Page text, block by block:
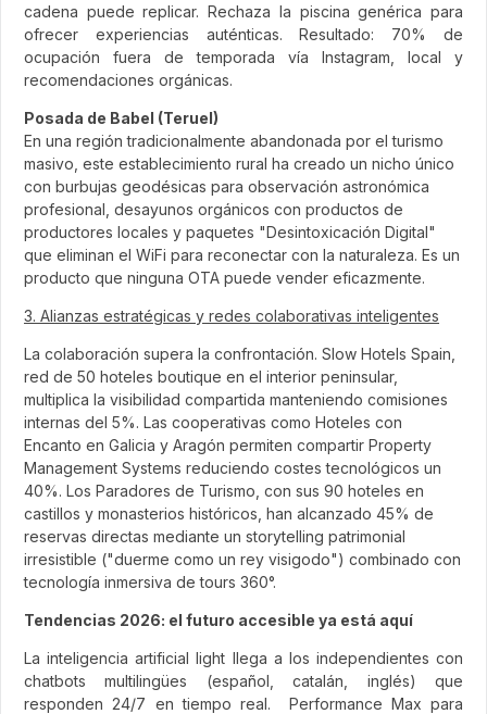
cadena puede replicar. Rechaza la piscina genérica para
ofrecer experiencias auténticas. Resultado: 70% de
ocupación fuera de temporada vía Instagram, local y
recomendaciones orgánicas.
Posada de Babel (Teruel)
En una región tradicionalmente abandonada por el turismo
masivo, este establecimiento rural ha creado un nicho único
con burbujas geodésicas para observación astronómica
profesional, desayunos orgánicos con productos de
productores locales y paquetes "Desintoxicación Digital"
que eliminan el WiFi para reconectar con la naturaleza. Es un
producto que ninguna OTA puede vender eficazmente.
3. Alianzas estratégicas y redes colaborativas inteligentes
La colaboración supera la confrontación. Slow Hotels Spain,
red de 50 hoteles boutique en el interior peninsular,
multiplica la visibilidad compartida manteniendo comisiones
internas del 5%. Las cooperativas como Hoteles con
Encanto en Galicia y Aragón permiten compartir Property
Management Systems reduciendo costes tecnológicos un
40%. Los Paradores de Turismo, con sus 90 hoteles en
castillos y monasterios históricos, han alcanzado 45% de
reservas directas mediante un storytelling patrimonial
irresistible ("duerme como un rey visigodo") combinado con
tecnología inmersiva de tours 360°.
Tendencias 2026: el futuro accesible ya está aquí
La inteligencia artificial light llega a los independientes con
chatbots multilingües (español, catalán, inglés) que
responden 24/7 en tiempo real. Performance Max para